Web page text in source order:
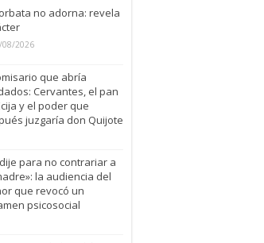
no adorna: revela
08/2026
que abría
Cervantes, el pan
y el poder que
juzgaría don Quijote
para no contrariar a
la audiencia del
que revocó un
psicosocial